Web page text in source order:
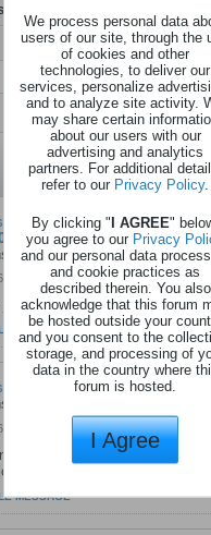
a répondu àEntrées
Anciens messages
18h54
pour moi aussi , je veux
MESSAGE
a répondu à4 places Walibi
13h20
également ma chance pour
MESSAGE
We process personal data
users of our site, through the
of cookies and other
technologies, to deliver our
services, personalize
and to analyze site activity.
may share certain
about our users with our
advertising and analytics
partners. For additional
refer to our Privacy Policy.
By clicking "I AGREE"
you agree to our Privacy
and our personal data
and cookie practices as
described therein. You also
acknowledge that this forum
be hosted outside your
and you consent to the
storage, and processing of
data in the country where
forum is hosted.
I Agree